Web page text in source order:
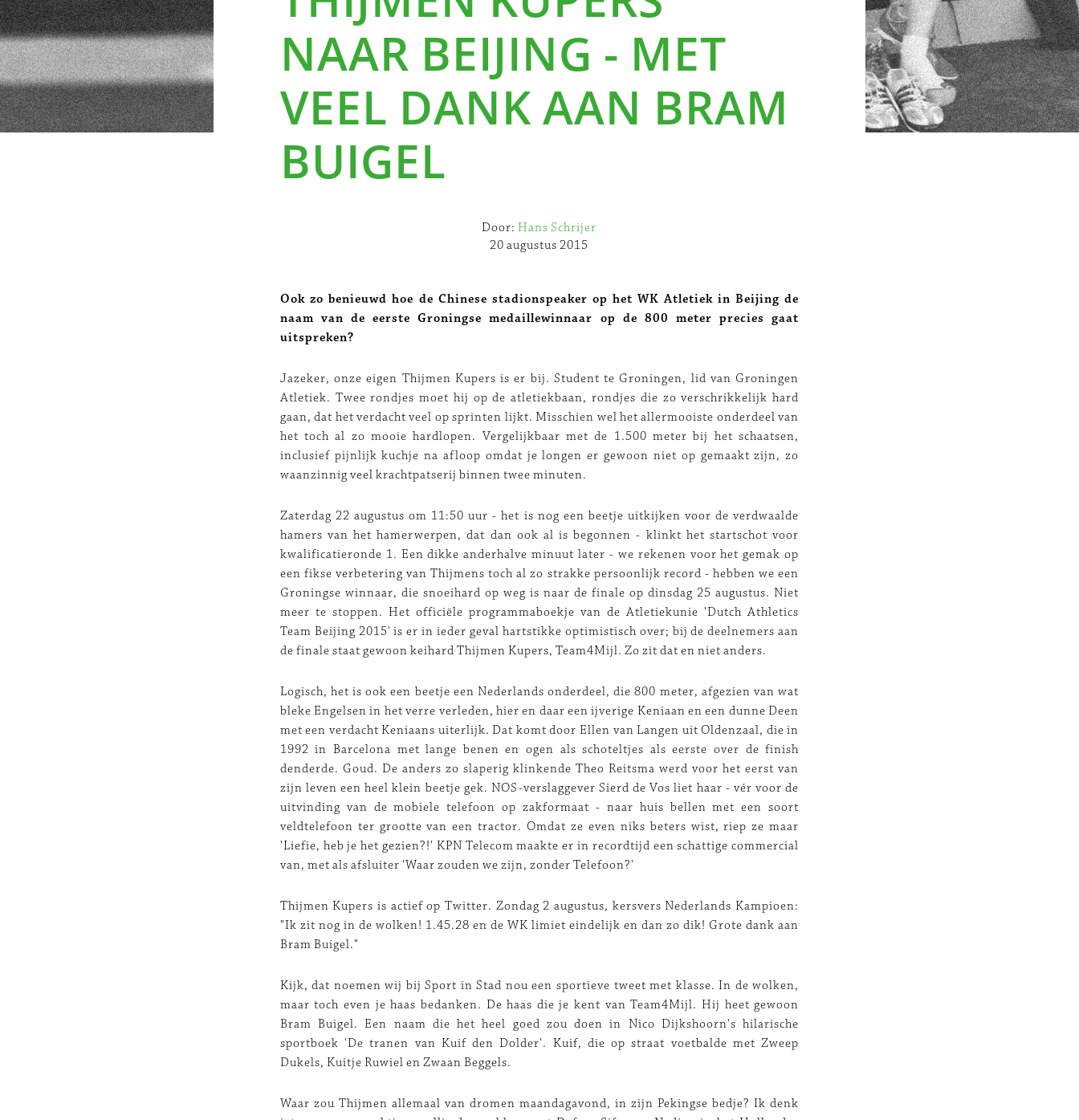
NAAR BEIJING - MET
VEEL DANK AAN BRAM
BUIGEL
Door: Hans Schrijer
20 augustus 2015
Ook zo benieuwd hoe de Chinese stadionspeaker op het WK Atletiek in Beijing de
naam van de eerste Groningse medaillewinnaar op de 800 meter precies gaat
uitspreken?
Jazeker, onze eigen Thijmen Kupers is er bij. Student te Groningen, lid van Groningen
Atletiek. Twee rondjes moet hij op de atletiekbaan, rondjes die zo verschrikkelijk hard
gaan, dat het verdacht veel op sprinten lijkt. Misschien wel het allermooiste onderdeel van
het toch al zo mooie hardlopen. Vergelijkbaar met de 1.500 meter bij het schaatsen,
inclusief pijnlijk kuchje na afloop omdat je longen er gewoon niet op gemaakt zijn, zo
waanzinnig veel krachtpatserij binnen twee minuten.
Zaterdag 22 augustus om 11:50 uur - het is nog een beetje uitkijken voor de verdwaalde
hamers van het hamerwerpen, dat dan ook al is begonnen - klinkt het startschot voor
kwalificatieronde 1. Een dikke anderhalve minuut later - we rekenen voor het gemak op
een fikse verbetering van Thijmens toch al zo strakke persoonlijk record - hebben we een
Groningse winnaar, die snoeihard op weg is naar de finale op dinsdag 25 augustus. Niet
meer te stoppen. Het officiële programmaboekje van de Atletiekunie 'Dutch Athletics
Team Beijing 2015' is er in ieder geval hartstikke optimistisch over; bij de deelnemers aan
de finale staat gewoon keihard Thijmen Kupers, Team4Mijl. Zo zit dat en niet anders.
Logisch, het is ook een beetje een Nederlands onderdeel, die 800 meter, afgezien van wat
bleke Engelsen in het verre verleden, hier en daar een ijverige Keniaan en een dunne Deen
met een verdacht Keniaans uiterlijk. Dat komt door Ellen van Langen uit Oldenzaal, die in
1992 in Barcelona met lange benen en ogen als schoteltjes als eerste over de finish
denderde. Goud. De anders zo slaperig klinkende Theo Reitsma werd voor het eerst van
zijn leven een heel klein beetje gek. NOS-verslaggever Sierd de Vos liet haar - vér voor de
uitvinding van de mobiele telefoon op zakformaat - naar huis bellen met een soort
veldtelefoon ter grootte van een tractor. Omdat ze even niks beters wist, riep ze maar
'Liefie, heb je het gezien?!' KPN Telecom maakte er in recordtijd een schattige commercial
van, met als afsluiter 'Waar zouden we zijn, zonder Telefoon?'
Thijmen Kupers is actief op Twitter. Zondag 2 augustus, kersvers Nederlands Kampioen:
"Ik zit nog in de wolken! 1.45.28 en de WK limiet eindelijk en dan zo dik! Grote dank aan
Bram Buigel."
Kijk, dat noemen wij bij Sport in Stad nou een sportieve tweet met klasse. In de wolken,
maar toch even je haas bedanken. De haas die je kent van Team4Mijl. Hij heet gewoon
Bram Buigel. Een naam die het heel goed zou doen in Nico Dijkshoorn's hilarische
sportboek 'De tranen van Kuif den Dolder'. Kuif, die op straat voetbalde met Zweep
Dukels, Kuitje Ruwiel en Zwaan Beggels.
Waar zou Thijmen allemaal van dromen maandagavond, in zijn Pekingse bedje? Ik denk